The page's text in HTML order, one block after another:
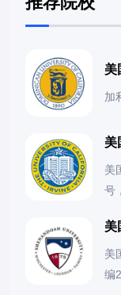
美
加
美
美
号
美
美
编